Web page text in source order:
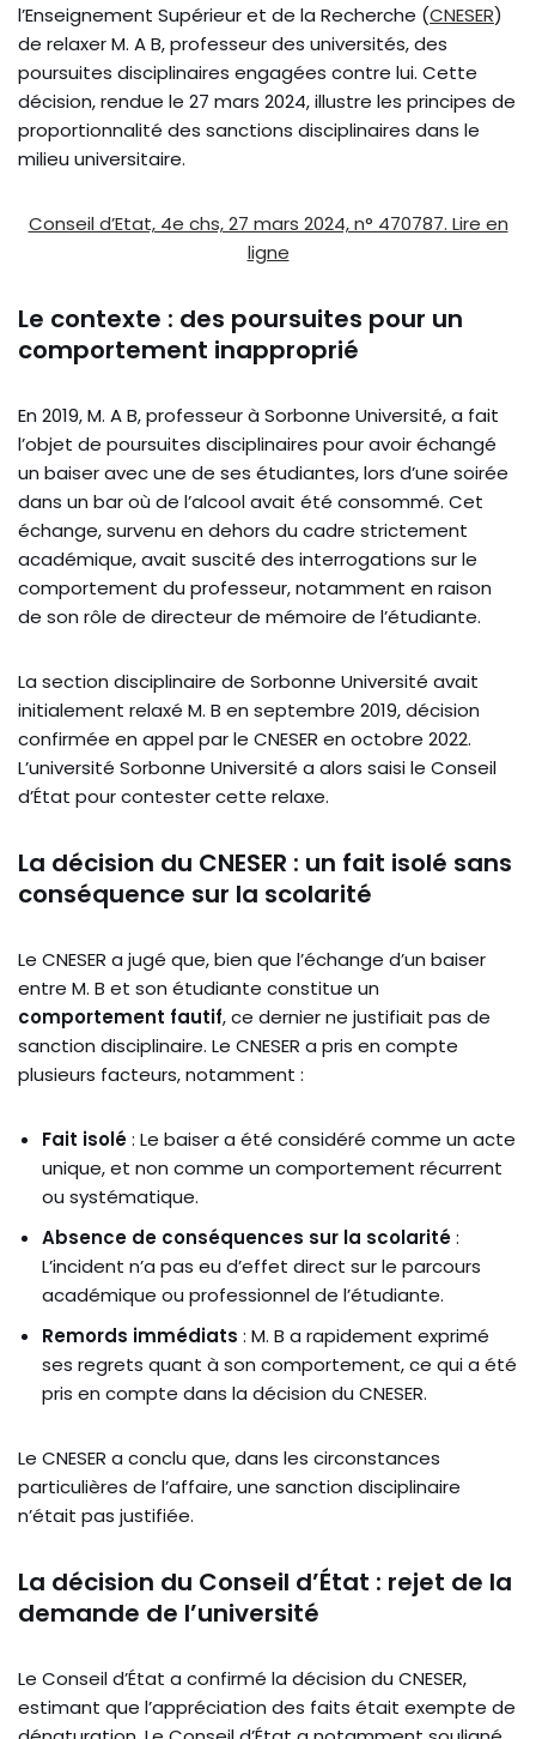
l’Enseignement Supérieur et de la Recherche (CNESER)
de relaxer M. A B, professeur des universités, des
poursuites disciplinaires engagées contre lui. Cette
décision, rendue le 27 mars 2024, illustre les principes de
proportionnalité des sanctions disciplinaires dans le
milieu universitaire.
Conseil d’Etat, 4e chs, 27 mars 2024, n° 470787. Lire en
ligne
Le contexte : des poursuites pour un
comportement inapproprié
En 2019, M. A B, professeur à Sorbonne Université, a fait
l’objet de poursuites disciplinaires pour avoir échangé
un baiser avec une de ses étudiantes, lors d’une soirée
dans un bar où de l’alcool avait été consommé. Cet
échange, survenu en dehors du cadre strictement
académique, avait suscité des interrogations sur le
comportement du professeur, notamment en raison
de son rôle de directeur de mémoire de l’étudiante.
La section disciplinaire de Sorbonne Université avait
initialement relaxé M. B en septembre 2019, décision
confirmée en appel par le CNESER en octobre 2022.
L’université Sorbonne Université a alors saisi le Conseil
d’État pour contester cette relaxe.
La décision du CNESER : un fait isolé sans
conséquence sur la scolarité
Le CNESER a jugé que, bien que l’échange d’un baiser
entre M. B et son étudiante constitue un
comportement fautif, ce dernier ne justifiait pas de
sanction disciplinaire. Le CNESER a pris en compte
plusieurs facteurs, notamment :
Fait isolé: Le baiser a été considéré comme un acte
unique, et non comme un comportement récurrent
ou systématique.
Absence de conséquences sur la scolarité:
L’incident n’a pas eu d’effet direct sur le parcours
académique ou professionnel de l’étudiante.
Remords immédiats : M. B a rapidement exprimé
ses regrets quant à son comportement, ce qui a été
pris en compte dans la décision du CNESER.
Le CNESER a conclu que, dans les circonstances
particulières de l’affaire, une sanction disciplinaire
n’était pas justifiée.
La décision du Conseil d’État : rejet de la
demande de l’université
Le Conseil d’État a confirmé la décision du CNESER,
estimant que l’appréciation des faits était exempte de